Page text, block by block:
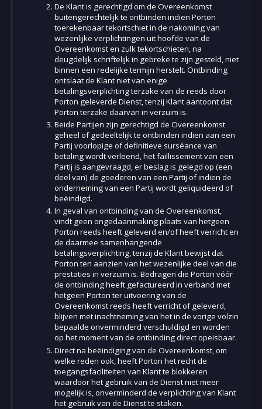
De Klant is gerechtigd om de Overeenkomst
buitengerechtelijk te ontbinden indien Porton
toerekenbaar tekortschiet in de nakoming van
wezenlijke verplichtingen uit hoofde van de
Overeenkomst en zulk tekortschieten, na
deugdelijk schriftelijk in gebreke te zijn gesteld, niet
binnen een redelijke termijn herstelt. Ontbinding
ontslaat de Klant niet van enige
betalingsverplichting terzake van de reeds door
Porton geleverde Dienst, tenzij Klant aantoont dat
Porton terzake daarvan in verzuim is.
Beide Partijen zijn gerechtigd de Overeenkomst
geheel of gedeeltelijk te ontbinden indien aan een
Partij voorlopige of definitieve surséance van
betaling wordt verleend, het faillissement van een
Partij is aangevraagd, er beslag is gelegd op (een
deel van) de goederen van een Partij of indien de
onderneming van een Partij wordt geliquideerd of
beëindigd.
In geval van ontbinding van de Overeenkomst,
vindt geen ongedaanmaking plaats van hetgeen
Porton reeds heeft geleverd en/of heeft verricht en
de daarmee samenhangende
betalingsverplichting, tenzij de Klant bewijst dat
Porton ten aanzien van het wezenlijke deel van die
prestaties in verzuim is. Bedragen die Porton vóór
de ontbinding heeft gefactureerd in verband met
hetgeen Porton ter uitvoering van de
Overeenkomst reeds heeft verricht of geleverd,
blijven met inachtneming van het in de vorige volzin
bepaalde onverminderd verschuldigd en worden
op het moment van de ontbinding direct opeisbaar.
Direct na beëindiging van de Overeenkomst, om
welke reden ook, heeft Porton het recht de
toegangsfaciliteiten van Klant te blokkeren
waardoor het gebruik van de Dienst niet meer
mogelijk is, onverminderd de verplichting van Klant
het gebruik van de Dienst te staken.